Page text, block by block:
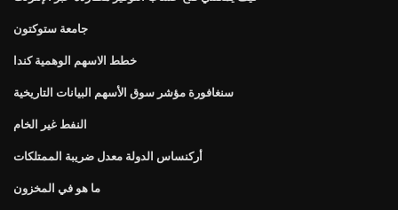
جامعة ستوكتون
خطط الاسهم الوهمية كندا
سنغافورة مؤشر سوق الأسهم البيانات التاريخية
النفط غير الخام
أركنساس الدولة معدل ضريبة الممتلكات
ما هو في المخزون